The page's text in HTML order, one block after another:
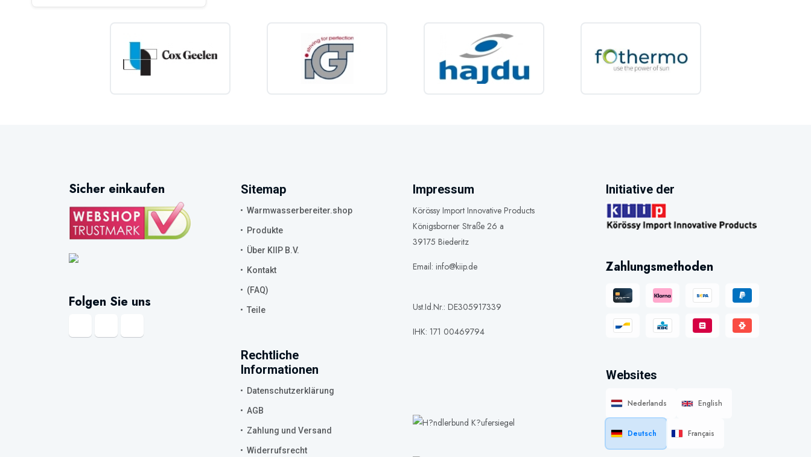
Sicher einkaufen
Folgen Sie uns
Sitemap
Warmwasserbereiter.shop
Produkte
Über KIIP B.V.
Kontakt
(FAQ)
Teile
Rechtliche
Informationen
Datenschutzerklärung
AGB
Zahlung und Versand
Widerrufsrecht
Impressum
Körössy Import Innovative Products
Königsborner Straße 26 a
39175 Biederitz
Email: info@kiip.de
Ust.Id.Nr.: DE305917339
IHK: 171 00469794
Initiative der
Zahlungsmethoden
Websites
Nederlands English
Deutsch Français